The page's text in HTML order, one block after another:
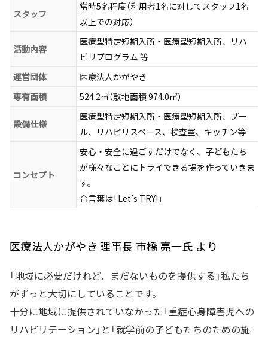
スタッフ
常時5名程度（利用者1名に対してスタッフ1名
以上での対応）
活動内容
医療型特定短期入所・医療型短期入所、リハ
ビリプログラム 等
運営団体
医療法人かがやき
専有面積
524.2㎡（敷地面積 974.0㎡）
設備仕様
医療型特定短期入所・医療型短期入所、プー
ル、リハビリスペース、検査室、キッチン等
コンセプト
安心・安全に過ごすだけでなく、子どもたち
が様々なことにトライできる場を作っていきま
す。
合言葉は「Let’s TRY!」
医療法人かがやき 理事長 市橋 亮一氏 より
「地域に必要だけれど、まだないものを提供する」私たち
がずっと大切にしていることです。
十分に地域に提供されていなかった「重症心身障害児への
リハビリテーション」と「就学前の子どもたちのための施